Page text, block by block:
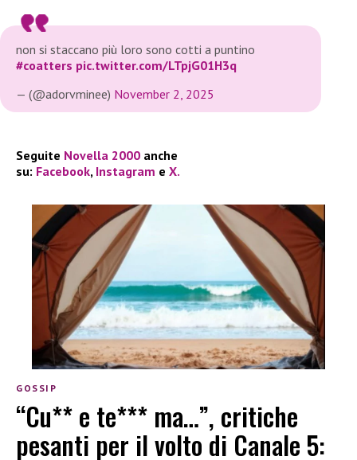
non si staccano più loro sono cotti a puntino
#coatters pic.twitter.com/LTpjG01H3q
— (@adorvminee) November 2, 2025
Seguite Novella 2000 anche
su: Facebook, Instagram e X.
GOSSIP
“Cu** e te*** ma…”, critiche
pesanti per il volto di Canale 5: